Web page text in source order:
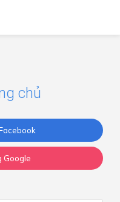
chủ
Google